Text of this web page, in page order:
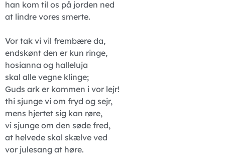
han kom til os på jorden ned
at lindre vores smerte.
Vor tak vi vil frembære da,
endskønt den er kun ringe,
hosianna og halleluja
skal alle vegne klinge;
Guds ark er kommen i vor lejr!
thi sjunge vi om fryd og sejr,
mens hjertet sig kan røre,
vi sjunge om den søde fred,
at helvede skal skælve ved
vor julesang at høre.